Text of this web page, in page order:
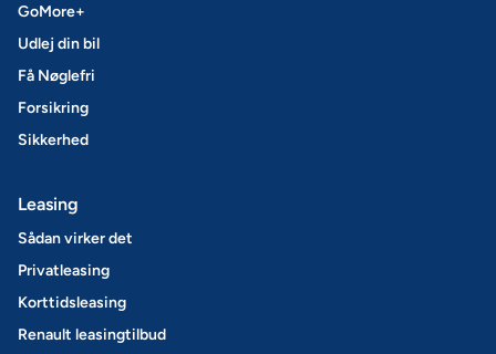
GoMore+
Udlej din bil
Få Nøglefri
Forsikring
Sikkerhed
Leasing
Sådan virker det
Privatleasing
Korttidsleasing
Renault leasingtilbud